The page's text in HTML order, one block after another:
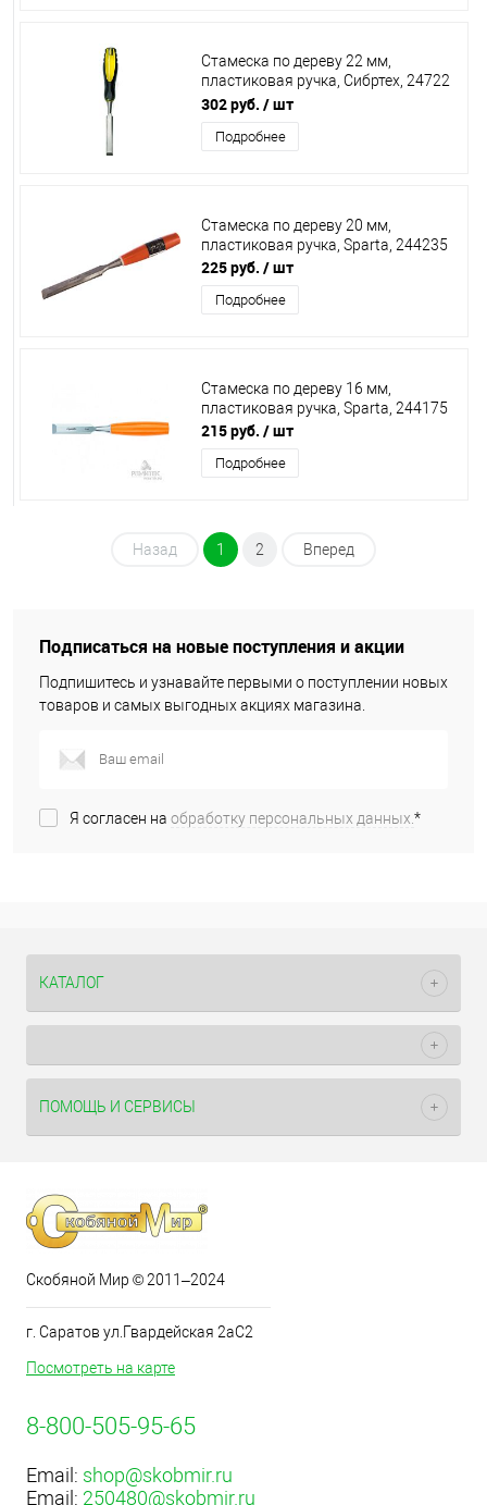
Стамеска по дереву 22 мм,
пластиковая ручка, Сибртех, 24722
***
302 руб. / шт
Подробнее
Стамеска по дереву 20 мм,
пластиковая ручка, Sparta, 244235
225 руб. / шт
Подробнее
Стамеска по дереву 16 мм,
пластиковая ручка, Sparta, 244175
215 руб. / шт
Подробнее
Назад 1 2 Вперед
Подписаться на новые поступления и акции
Подпишитесь и узнавайте первыми о поступлении новых
товаров и самых выгодных акциях магазина.
Я согласен на обработку персональных данных.*
КАТАЛОГ
ПОМОЩЬ И СЕРВИСЫ
Скобяной Мир © 2011–2024
г. Саратов ул.Гвардейская 2аС2
Посмотреть на карте
8-800-505-95-65
Email: shop@skobmir.ru
Email: 250480@skobmir.ru